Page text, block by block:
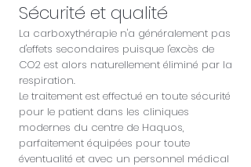
Sécurité et qualité
La carboxythérapie n'a généralement pas
d'effets secondaires puisque l'excès de
CO2 est alors naturellement éliminé par la
respiration.
Le traitement est effectué en toute sécurité
pour le patient dans les cliniques
modernes du centre de Haquos,
parfaitement équipées pour toute
éventualité et avec un personnel médical